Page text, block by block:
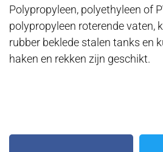
Polypropyleen, polyethyleen of
polypropyleen roterende vaten,
rubber beklede stalen tanks en
haken en rekken zijn geschikt.